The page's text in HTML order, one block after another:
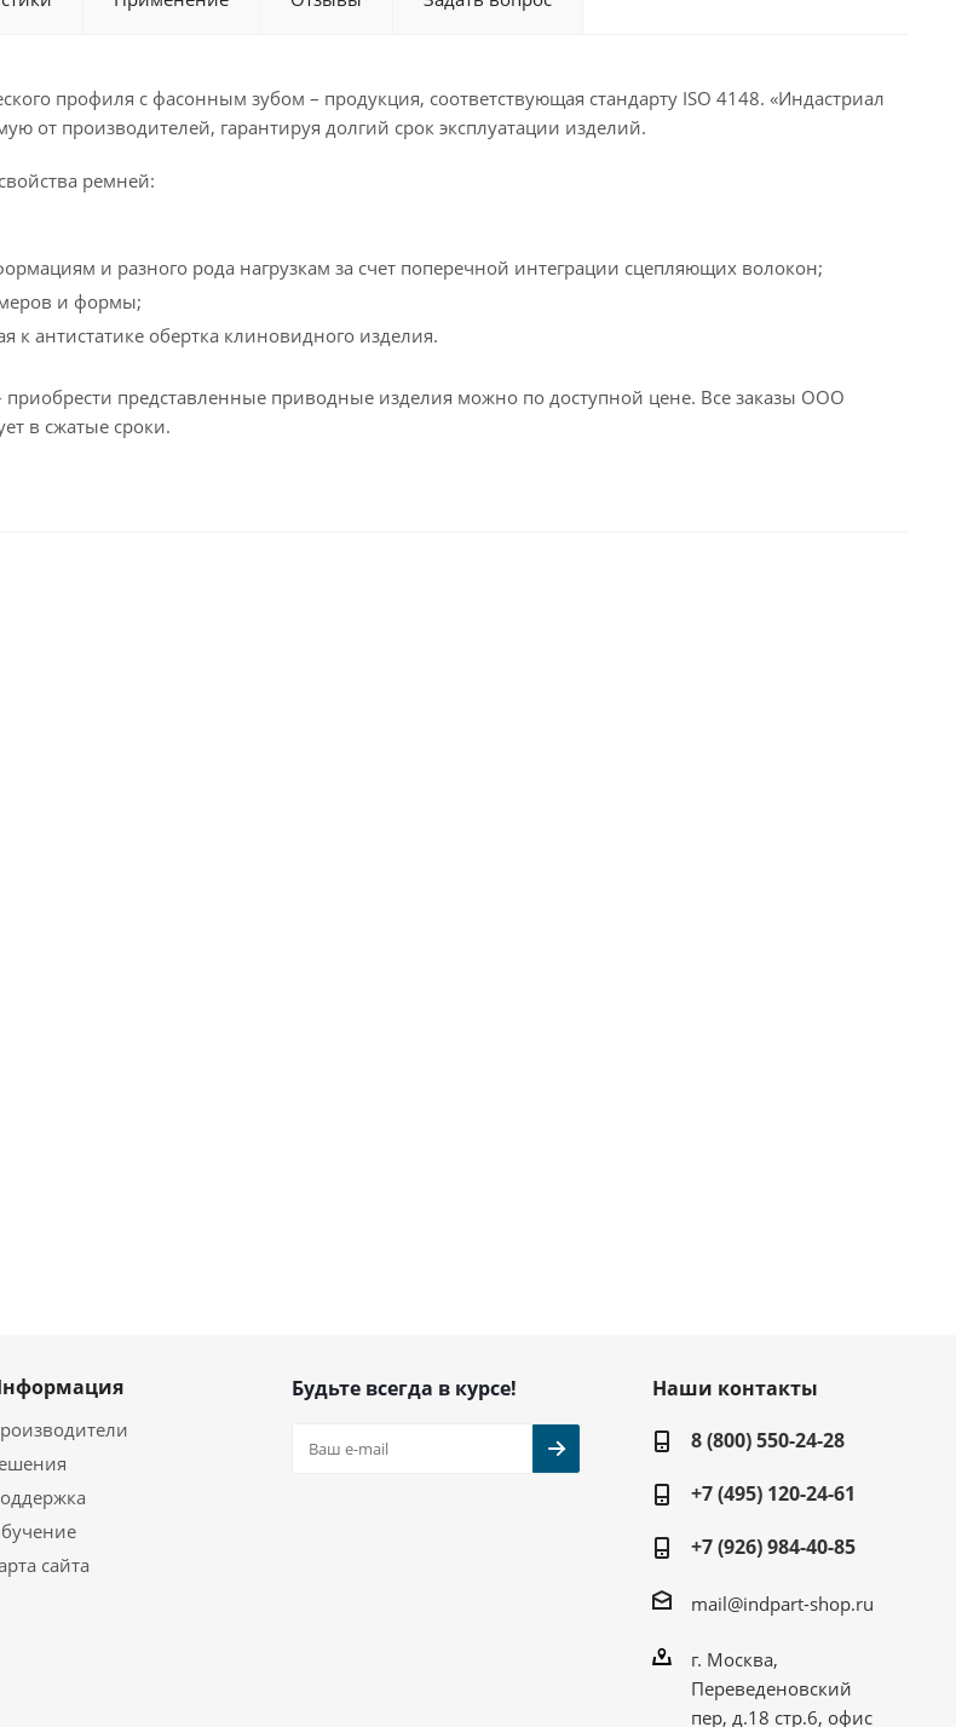
профиля с фасонным зубом – продукция, соответствующая стандарту ISO 4148. «Индастриал
от производителей, гарантируя долгий срок эксплуатации изделий.
ремней:
и разного рода нагрузкам за счет поперечной интеграции сцепляющих волокон;
и формы;
к антистатике обертка клиновидного изделия.
представленные приводные изделия можно по доступной цене. Все заказы ООО
в сжатые сроки.
сайта
Будьте всегда в курсе!
Наши контакты
8 (800) 550-24-28
+7 (495) 120-24-61
+7 (926) 984-40-85
mail@indpart-shop.ru
г. Москва,
Переведеновский
пер, д.18 стр.6, офис